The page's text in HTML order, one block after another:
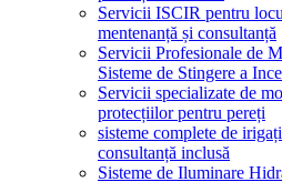
Servicii ISCIR pentru
mentenanță și consultanță
Servicii Profesionale de
Sisteme de Stingere a
Servicii specializate de
protecțiilor pentru pereți
sisteme complete de
consultanță inclusă
Sisteme de Iluminare